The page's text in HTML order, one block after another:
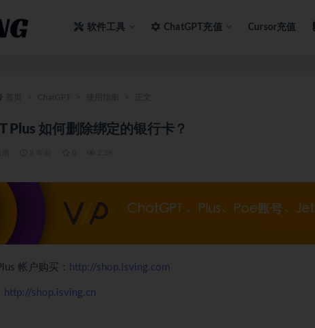
软件工具 ChatGPT充值 Cursor充值
Plus 如何删除绑定的银行卡？
帐户购买： http://shop.isving.com
http://shop.isving.cn